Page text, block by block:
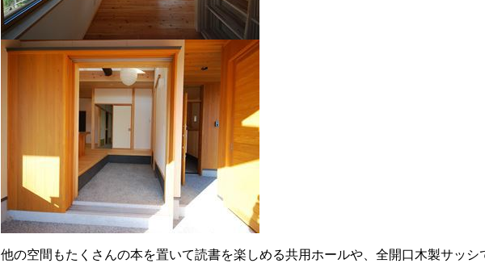
他の空間もたくさんの本を置いて読書を楽しめる共用ホールや、全開口木製サッ